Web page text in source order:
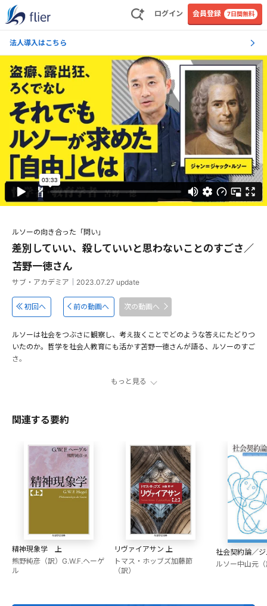
ログイン 会員登録 7日間無料
法人導入はこちら
ルソーの向き合った「問い」
差別していい、殺していいと思わないことのすごさ／
苫野一徳さん
サブ・アカデミア 2023.07.27 update
初回へ 前の動画へ 次の動画へ
ルソーは社会をつぶさに観察し、考え抜くことでどのような答えにたどりつ
いたのか。哲学を社会人教育にも活かす苫野一徳さんが語る、ルソーのすご
さ。
ジャン＝ジャック・ルソー ろくでなしで至高の哲学者
05:40 人類は差別や偏見を無くせるのか？
みんなが「自由に生きられる社会」を実現するために
出演者
苫野一徳
1980年兵庫県生まれ。熊本大学教育学部准教授。哲学者、教
育学者。多様で異質な人たちが、どうすれば相互に承認し了
解し合えるかを生涯探究テーマとする。主な著書に、『どの
ような教育が「よい」教育か』（講談社選書メチエ）、『教
育の力』（講談社現代新書）、『「自由」はいかに可能か』
もっと見る
関連する要約
精神現象学 上
熊野純彦（訳） G.W.F.ヘーゲ
ル
リヴァイアサン 上
トマス・ホッブズ加藤節
（訳）
社会契約論／
ルソー中山元